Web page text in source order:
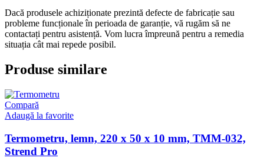
Dacă produsele achiziționate prezintă defecte de fabricație sau
probleme funcționale în perioada de garanție, vă rugăm să ne
contactați pentru asistență. Vom lucra împreună pentru a remedia
situația cât mai repede posibil.
Produse similare
Compară
Adaugă la favorite
Termometru, lemn, 220 x 50 x 10 mm, TMM-032,
Strend Pro